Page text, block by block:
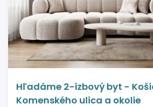
Hľadáme 2-izbový byt -
Komenského ulica a okolie